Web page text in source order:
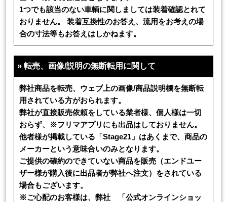
1つでも該当のない車輌に関しましては装着確認とれて
おりません。 装着互換性のお答え、流用をお考えの場
合の寸法等もお答えはしかねます。
»転売、画像/説明の無断転用に関して
弊社商品を転売、ウェブ上の画像/商品説明欄を無断転
用されている方がおられます。
弊社が直接販売依頼をしている業者様、個人様は一切
おらず、※フリマアプリにも出品はしておりません。
他者様が掲載している「Stage21」はあくまで、商品の
メーカーという意味合いのみとなります。
ご提供の確約のできていない商品を販売（エンドユー
ザー様が購入後に出品者が弊社へ注文）をされている
場合もございます。
※ご心配のお客様は、弊社 「公式オンラインショッ